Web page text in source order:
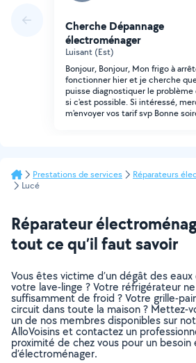
Cherche Dépannage
électroménager
Luisant (Est)
Bonjour, Bonjour, Mon frigo à
fonctionner hier et je cherche
puisse diagnostiquer le problème
si c'est possible. Si intéressé,
m'envoyer vos tarif svp Bonne
Prestations de services Réparateurs
Lucé
Réparateur
tout ce qu’il faut savoir
Vous êtes victime d’un dégât des
votre lave-linge ? Votre réfrigérateur
suffisamment de froid ? Votre grille-
circuit dans toute la maison ? Mettez-
un de nos membres disponibles sur
AlloVoisins et contactez un
proximité de chez vous pour un besoin
d’électroménager.